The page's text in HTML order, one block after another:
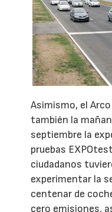
Asimismo, el
también la
septiembre la
pruebas
ciudadanos
experimentar la
centenar de
cero emisiones,